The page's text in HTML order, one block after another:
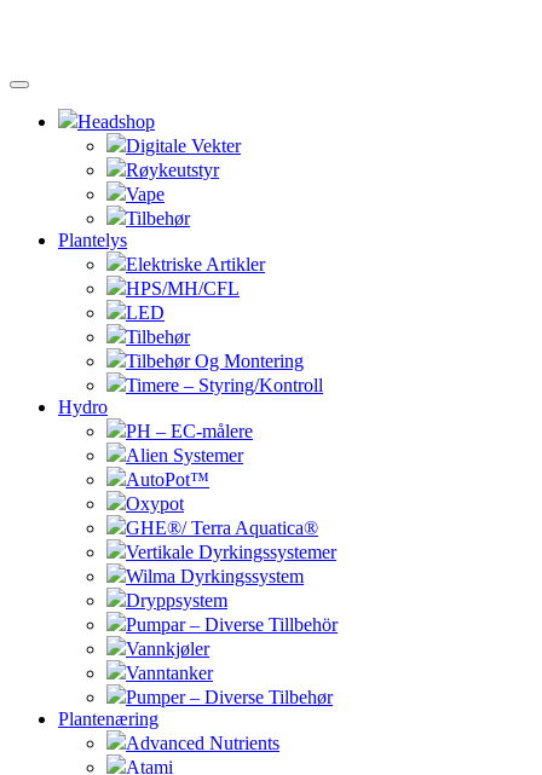
Headshop
Digitale Vekter
Røykeutstyr
Vape
Tilbehør
Plantelys
Elektriske Artikler
HPS/MH/CFL
LED
Tilbehør
Tilbehør Og Montering
Timere – Styring/Kontroll
Hydro
PH – EC-målere
Alien Systemer
AutoPot™
Oxypot
GHE®/ Terra Aquatica®
Vertikale Dyrkingssystemer
Wilma Dyrkingssystem
Dryppsystem
Pumpar – Diverse Tillbehör
Vannkjøler
Vanntanker
Pumper – Diverse Tilbehør
Plantenæring
Advanced Nutrients
Atami